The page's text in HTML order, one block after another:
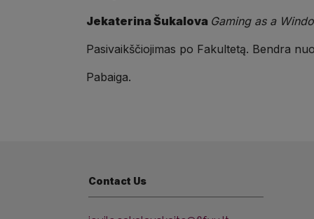
Jekaterina Šukalova Gaming as a
Pasivaikščiojimas po Fakultetą. Bendra
Pabaiga.
Contact Us